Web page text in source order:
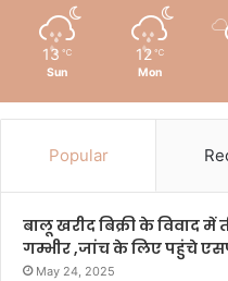
13 ℃
Sun
12 ℃
Mon
Popular
बालू खरीद बिक्री के विवाद में
गम्भीर ,जांच के लिए पहुंचे
May 24, 2025